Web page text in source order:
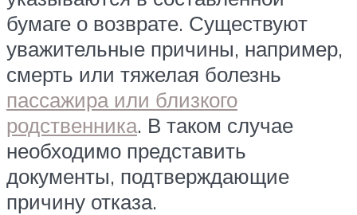
бумаге о возврате. Существуют
уважительные причины, например,
смерть или тяжелая болезнь
пассажира или близкого
родственника. В таком случае
необходимо представить
документы, подтверждающие
причину отказа.